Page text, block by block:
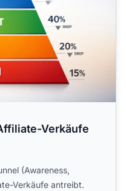
Verkäufe
(Awareness,
Verkäufe antreibt.